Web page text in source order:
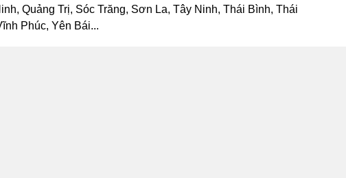
Quảng Trị, Sóc Trăng, Sơn La, Tây Ninh, Thái Bình, Thái
Phúc, Yên Bái...